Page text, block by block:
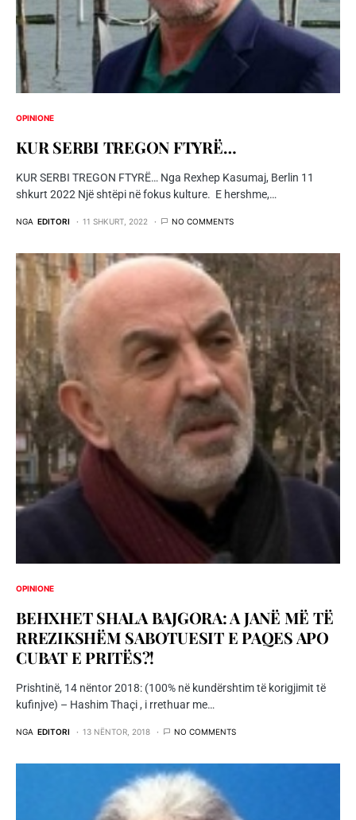
OPINIONE
KUR SERBI TREGON FTYRË…
KUR SERBI TREGON FTYRË… Nga Rexhep Kasumaj, Berlin 11
shkurt 2022 Një shtëpi në fokus kulture. E hershme,…
NGA EDITORI 11 SHKURT, 2022 NO COMMENTS
OPINIONE
BEHXHET SHALA BAJGORA: A JANË MË TË
RREZIKSHËM SABOTUESIT E PAQES APO
CUBAT E PRITËS?!
Prishtinë, 14 nëntor 2018: (100% në kundërshtim të korigjimit të
kufinjve) – Hashim Thaçi , i rrethuar me…
NGA EDITORI 13 NËNTOR, 2018 NO COMMENTS